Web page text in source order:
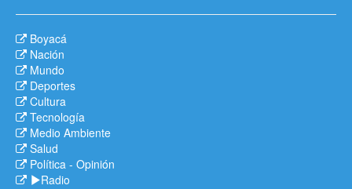
Boyacá
Nación
Mundo
Deportes
Cultura
Tecnología
Medio Ambiente
Salud
Política - Opinión
Radio